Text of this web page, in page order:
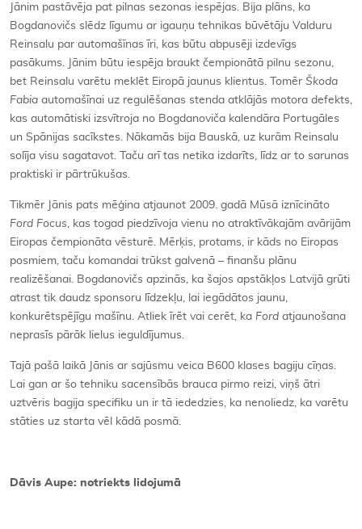
Jānim pastāvēja pat pilnas sezonas iespējas. Bija plāns, ka
Bogdanovičs slēdz līgumu ar igauņu tehnikas būvētāju Valduru
Reinsalu par automašīnas īri, kas būtu abpusēji izdevīgs
pasākums. Jānim būtu iespēja braukt čempionātā pilnu sezonu,
bet Reinsalu varētu meklēt Eiropā jaunus klientus. Tomēr Škoda
Fabia automašīnai uz regulēšanas stenda atklājās motora defekts,
kas automātiski izsvītroja no Bogdanoviča kalendāra Portugāles
un Spānijas sacīkstes. Nākamās bija Bauskā, uz kurām Reinsalu
solīja visu sagatavot. Taču arī tas netika izdarīts, līdz ar to sarunas
praktiski ir pārtrūkušas.
Tikmēr Jānis pats mēģina atjaunot 2009. gadā Mūsā iznīcināto
Ford Focus , kas togad piedzīvoja vienu no atraktīvākajām avārijām
Eiropas čempionāta vēsturē. Mērķis, protams, ir kāds no Eiropas
posmiem, taču komandai trūkst galvenā – finanšu plānu
realizēšanai. Bogdanovičs apzinās, ka šajos apstākļos Latvijā grūti
atrast tik daudz sponsoru līdzekļu, lai iegādātos jaunu,
konkurētspējīgu mašīnu. Atliek īrēt vai cerēt, ka Ford atjaunošana
neprasīs pārāk lielus ieguldījumus.
Tajā pašā laikā Jānis ar sajūsmu veica B600 klases bagiju cīņas.
Lai gan ar šo tehniku sacensībās brauca pirmo reizi, viņš ātri
uztvēris bagija specifiku un ir tā iededzies, ka nenoliedz, ka varētu
stāties uz starta vēl kādā posmā.
Dāvis Aupe: notriekts lidojumā